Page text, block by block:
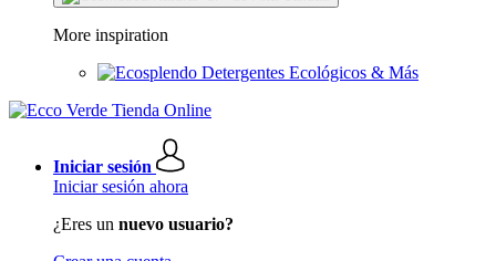
More inspiration
Detergentes Ecológicos & Más
Iniciar sesión
Iniciar sesión ahora
¿Eres un nuevo usuario?